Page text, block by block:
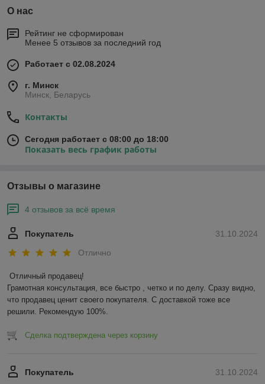
О нас
Рейтинг не сформирован
Менее 5 отзывов за последний год
Работает с 02.08.2024
г. Минск
Минск, Беларусь
Контакты
Сегодня работает с 08:00 до 18:00
Показать весь график работы
Отзывы о магазине
4 отзывов за всё время
31.10.2024
Покупатель
Отлично
Отличный продавец!
Грамотная консультация, все быстро , четко и по делу. Сразу видно,
что продавец ценит своего покупателя. С доставкой тоже все
решили. Рекомендую 100%.
Сделка подтверждена через корзину
31.10.2024
Покупатель